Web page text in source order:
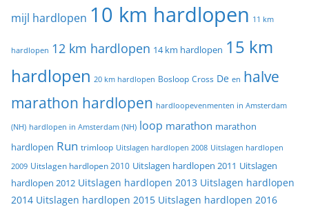
mijl hardlopen 10 km hardlopen 11 km
hardlopen 12 km hardlopen 14 km hardlopen 15 km
hardlopen 20 km hardlopen Bosloop Cross De en halve
marathon hardlopen hardloopevenmenten in Amsterdam
(NH) hardlopen in Amsterdam (NH) loop marathon marathon
hardlopen Run trimloop Uitslagen hardlopen 2008 Uitslagen hardlopen
2009 Uitslagen hardlopen 2010 Uitslagen hardlopen 2011 Uitslagen
hardlopen 2012 Uitslagen hardlopen 2013 Uitslagen hardlopen
2014 Uitslagen hardlopen 2015 Uitslagen hardlopen 2016